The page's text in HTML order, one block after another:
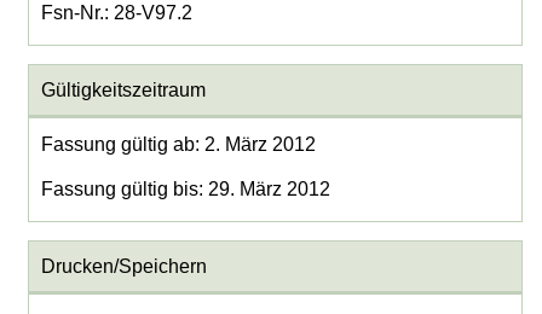
Fsn-Nr.: 28-V97.2
Gültigkeitszeitraum
Fassung gültig ab: 2. März 2012
Fassung gültig bis: 29. März 2012
Drucken/Speichern